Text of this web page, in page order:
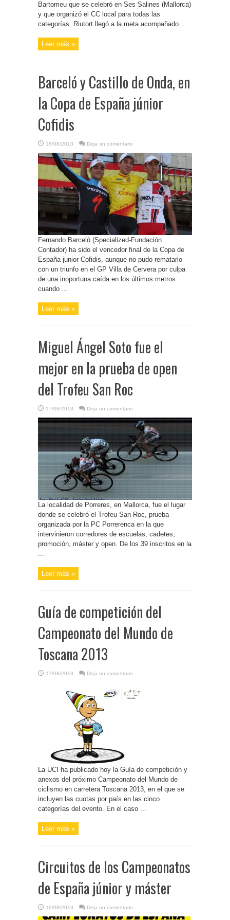
Bartomeu que se celebró en Ses Salines (Mallorca)
y que organizó el CC local para todas las
categorías. Riutort llegó a la meta acompañado ...
Leer más »
Barceló y Castillo de Onda, en
la Copa de España júnior
Cofidis
18/08/2013 Deja un comentario
Fernando Barceló (Specialized-Fundación
Contador) ha sido el vencedor final de la Copa de
España junior Cofidis, aunque no pudo rematarlo
con un triunfo en el GP Villa de Cervera por culpa
de una inoportuna caída en los últimos metros
cuando ...
Leer más »
Miguel Ángel Soto fue el
mejor en la prueba de open
del Trofeu San Roc
17/08/2013 Deja un comentario
La localidad de Porreres, en Mallorca, fue el lugar
donde se celebró el Trofeu San Roc, prueba
organizada por la PC Porrerenca en la que
intervinieron corredores de escuelas, cadetes,
promoción, máster y open. De los 39 inscritos en la
...
Leer más »
Guía de competición del
Campeonato del Mundo de
Toscana 2013
17/08/2013 Deja un comentario
La UCI ha publicado hoy la Guía de competición y
anexos del próximo Campeonato del Mundo de
ciclismo en carretera Toscana 2013, en el que se
incluyen las cuotas por país en las cinco
categorías del evento. En el caso ...
Leer más »
Circuitos de los Campeonatos
de España júnior y máster
16/08/2013 Deja un comentario